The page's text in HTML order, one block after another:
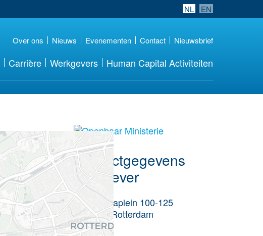
NL EN
Over ons Nieuws Evenementen Contact Nieuwsbrief
Carrière Werkgevers Human Capital Activiteiten
Meer werkgever
Contactgegevens
werkgever
Wilhelminaplein 100-125
3072 AKRotterdam